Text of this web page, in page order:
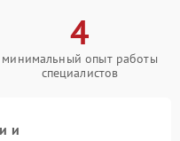
4
минимальный опыт работы
специалистов
и